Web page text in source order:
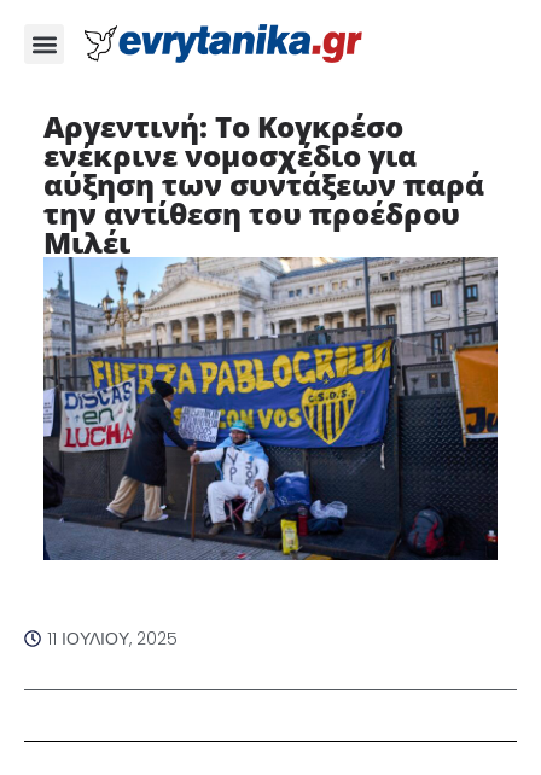
Αργεντινή: Το Κογκρέσο
ενέκρινε νομοσχέδιο για
αύξηση των συντάξεων παρά
την αντίθεση του προέδρου
Μιλέι
11 ΙΟΥΛΊΟΥ, 2025